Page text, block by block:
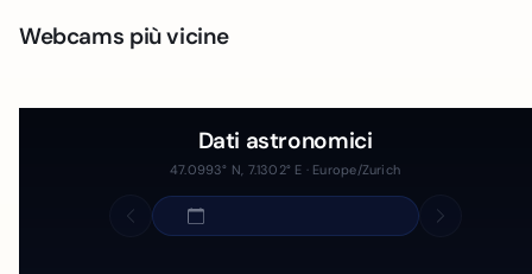
Webcams più vicine
Dati astronomici
47.0993° N, 7.1302° E · Europe/Zurich